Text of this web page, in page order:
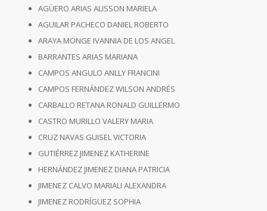
AGÜERO ARIAS ALISSON MARIELA
AGUILAR PACHECO DANIEL ROBERTO
ARAYA MONGE IVANNIA DE LOS ANGEL
BARRANTES ARIAS MARIANA
CAMPOS ANGULO ANLLY FRANCINI
CAMPOS FERNÁNDEZ WILSON ANDRÉS
CARBALLO RETANA RONALD GUILLERMO
CASTRO MURILLO VALERY MARIA
CRUZ NAVAS GUISEL VICTORIA
GUTIÉRREZ JIMENEZ KATHERINE
HERNÁNDEZ JIMENEZ DIANA PATRICIA
JIMENEZ CALVO MARIALI ALEXANDRA
JIMENEZ RODRÍGUEZ SOPHIA